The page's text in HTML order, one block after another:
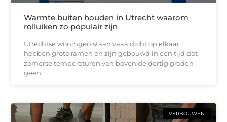
Warmte buiten houden in Utrecht waarom
rolluiken zo populair zijn
Utrechtse woningen staan vaak dicht op elkaar,
hebben grote ramen en zijn gebouwd in een tijd dat
zomerse temperaturen van boven de dertig graden
geen
VERBOUWEN